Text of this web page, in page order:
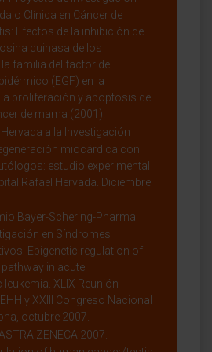
o Clínica en Cáncer de
Efectos de la inhibición de
quinasa de los
familia del factor de
(EGF) en la
proliferación y apoptosis de
de mama (2001).
a la Investigación
miocárdica con
estudio experimental
Rafael Hervada. Diciembre
Bayer-Schering-Pharma
en Síndromes
Epigenetic regulation of
in acute
XLIX Reunión
y XXIII Congreso Nacional
octubre 2007.
ZENECA 2007.